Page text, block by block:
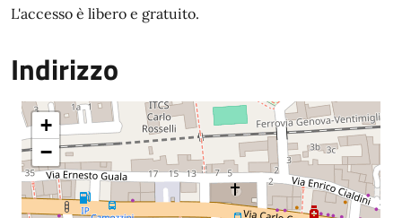
L'accesso è libero e gratuito.
Indirizzo
+
−